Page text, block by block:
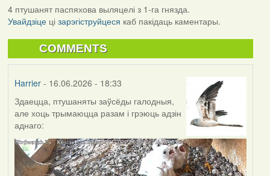
4 птушанят паспяхова выляцелі з 1-га гнязда.
Увайдзіцеці зарэгіструйцеся каб пакідаць каментары.
COMMENTS
Harrier- 16.06.2026 - 18:33
Здаецца, птушаняты заўсёды галодныя,
але хоць трымаюцца разам і грэюць адзін
аднаго: